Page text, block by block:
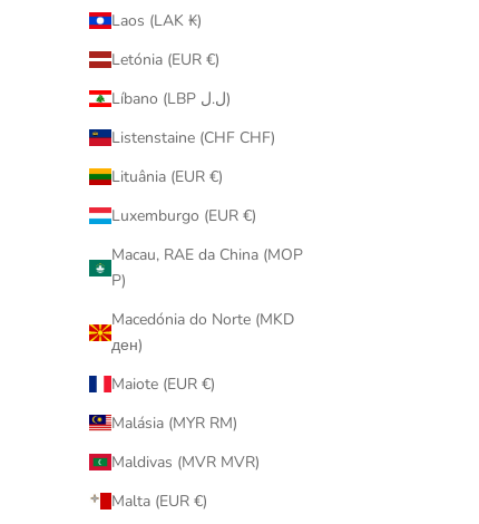
Laos (LAK ₭)
Letónia (EUR €)
Líbano (LBP ل.ل)
Listenstaine (CHF CHF)
Lituânia (EUR €)
Luxemburgo (EUR €)
Macau, RAE da China (MOP
P)
Macedónia do Norte (MKD
ден)
Maiote (EUR €)
Malásia (MYR RM)
Maldivas (MVR MVR)
Malta (EUR €)
促銷價
$1,880.00
已售完